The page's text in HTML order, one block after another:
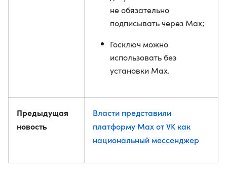
не обязательно
подписывать через Max;
Госключ можно
использовать без
установки Max.
Предыдущая
новость
Власти представили
платформу Max от VK как
национальный мессенджер